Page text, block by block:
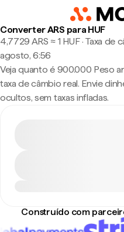
Converter ARS para HUF
4,7729 ARS ≈ 1 HUF · Taxa de
agosto, 6:56
Veja quanto é 900.000 Peso
taxa de câmbio real. Envie
ocultos, sem taxas infladas.
Construído com